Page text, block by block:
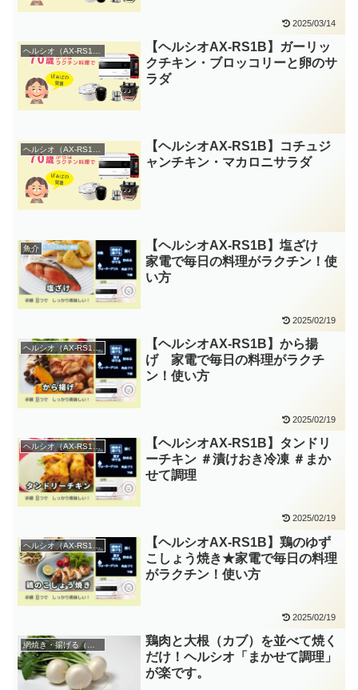
2025/03/14
【ヘルシオAX-RS1B】ガーリッ
クチキン・ブロッコリーと卵のサ
ラダ
ヘルシオ（AX-RS1B）
【ヘルシオAX-RS1B】コチュジ
ャンチキン・マカロニサラダ
魚介
【ヘルシオAX-RS1B】塩ざけ
家電で毎日の料理がラクチン！使
い方
2025/02/19
【ヘルシオAX-RS1B】から揚
げ 家電で毎日の料理がラクチ
ン！使い方
2025/02/19
ヘルシオ（AX-RS1B）
【ヘルシオAX-RS1B】タンドリ
ーチキン ＃漬けおき冷凍 ＃まか
せて調理
2025/02/19
【ヘルシオAX-RS1B】鶏のゆず
こしょう焼き★家電で毎日の料理
がラクチン！使い方
2025/02/19
鶏肉と大根（カブ）を並べて焼く
だけ！ヘルシオ「まかせて調理」
が楽です。